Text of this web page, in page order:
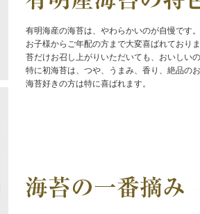
有明海産の海苔は、やわらかいのが自慢です
お子様からご年配の方まで大変喜ばれており
苔だけお召し上がりいただいても、おいしいの
特に初海苔は、つや、うまみ、香り、絶品のお
海苔好きの方は特に喜ばれます。